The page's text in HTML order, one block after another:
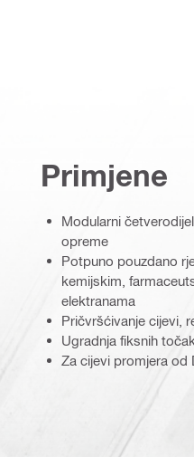
Primjene
Modularni
opreme
Potpuno pouzdano
kemijskim,
elektranama
Pričvršćivanje cijevi,
Ugradnja fiksnih
Za cijevi promjera od